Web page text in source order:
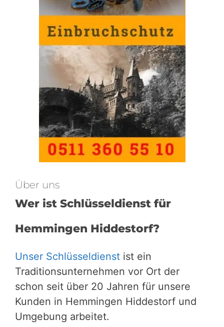
Über uns
Wer ist Schlüsseldienst für
Hemmingen Hiddestorf?
Unser Schlüsseldienst ist ein
Traditionsunternehmen vor Ort der
schon seit über 20 Jahren für unsere
Kunden in Hemmingen Hiddestorf und
Umgebung arbeitet.